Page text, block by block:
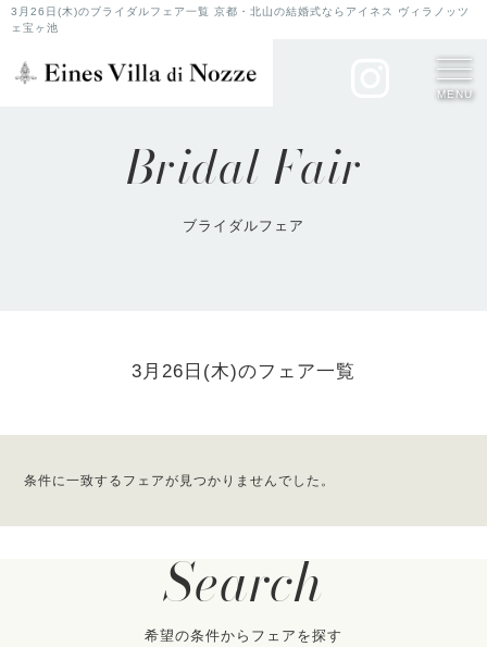
3月26日(木)のブライダルフェア一覧 京都・北山の結婚式ならアイネス ヴィラノッツ
ェ宝ヶ池
MENU
Bridal Fair
ブライダルフェア
3月26日(木)のフェア一覧
条件に一致するフェアが見つかりませんでした。
Search
希望の条件からフェアを探す